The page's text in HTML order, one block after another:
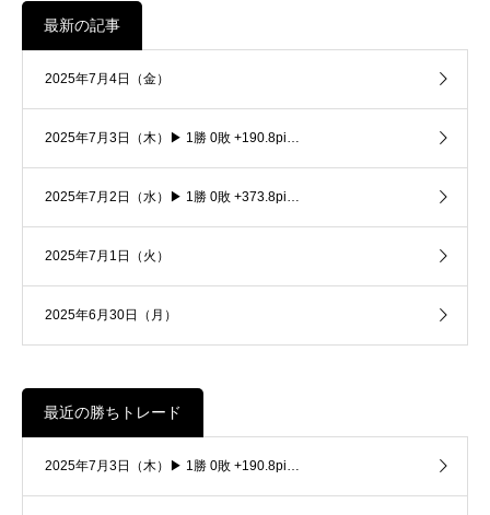
最新の記事
2025年7月4日（金）
2025年7月3日（木）▶ 1勝 0敗 +190.8pi…
2025年7月2日（水）▶ 1勝 0敗 +373.8pi…
2025年7月1日（火）
2025年6月30日（月）
最近の勝ちトレード
2025年7月3日（木）▶ 1勝 0敗 +190.8pi…